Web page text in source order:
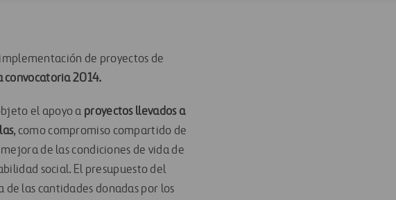
de proyectos de
convocatoria 2014.
el apoyo a proyectos llevados a
, como compromiso compartido de
de las condiciones de vida de
social. El presupuesto del
las cantidades donadas por los